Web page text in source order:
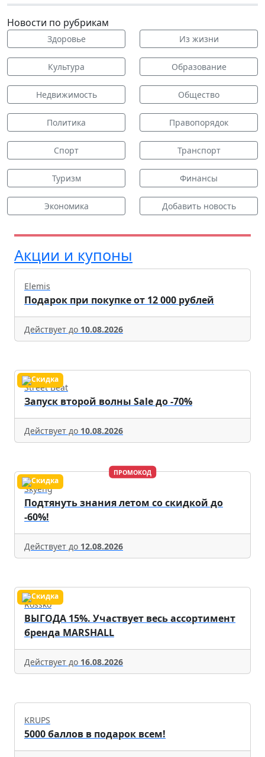
Новости по рубрикам
Здоровье Из жизни
Культура Образование
Недвижимость Общество
Политика Правопорядок
Спорт Транспорт
Туризм Финансы
Экономика Добавить новость
Акции и купоны
Elemis
Подарок при покупке от 12 000 рублей
Действует до 10.08.2026
Street Beat
Запуск второй волны Sale до -70%
Действует до 10.08.2026
ПРОМОКОД
Skyeng
Подтянуть знания летом со скидкой до
-60%!
Действует до 12.08.2026
Rossko
ВЫГОДА 15%. Участвует весь ассортимент
бренда MARSHALL
Действует до 16.08.2026
KRUPS
5000 баллов в подарок всем!